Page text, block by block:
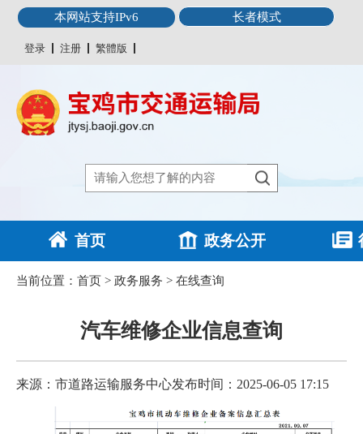
本网站支持IPv6 长者模式
登录 注册 繁體版
首页 政务公开
当前位置： 首页 > 政务服务 > 在线查询
汽车维修企业信息查询
来源：市道路运输服务中心发布时间：2025-06-05 17:15